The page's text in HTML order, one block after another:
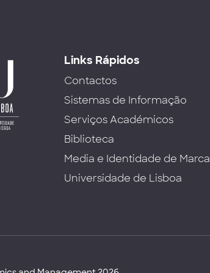
Links Rápidos
Contactos
Sistemas de Informação
Serviços Académicos
Biblioteca
Media e Identidade de Marca
Universidade de Lisboa